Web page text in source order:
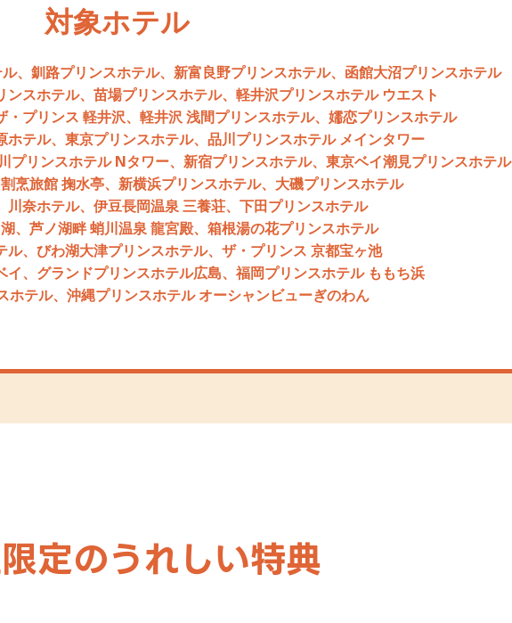
対象ホテル
、釧路プリンスホテル、新富良野プリンスホテル、函館大沼プリンスホテル
スホテル、苗場プリンスホテル、軽井沢プリンスホテル ウエスト
プリンス 軽井沢、軽井沢 浅間プリンスホテル、嬬恋プリンスホテル
テル、東京プリンスホテル、品川プリンスホテル メインタワー
プリンスホテル Nタワー、新宿プリンスホテル、東京ベイ潮見プリンスホテル
烹旅館 掬水亭、新横浜プリンスホテル、大磯プリンスホテル
川奈ホテル、伊豆長岡温泉 三養荘、下田プリンスホテル
、芦ノ湖畔 蛸川温泉 龍宮殿、箱根湯の花プリンスホテル
ル、びわ湖大津プリンスホテル、ザ・プリンス 京都宝ヶ池
、グランドプリンスホテル広島、福岡プリンスホテル ももち浜
ホテル、沖縄プリンスホテル オーシャンビューぎのわん
定のうれしい特典